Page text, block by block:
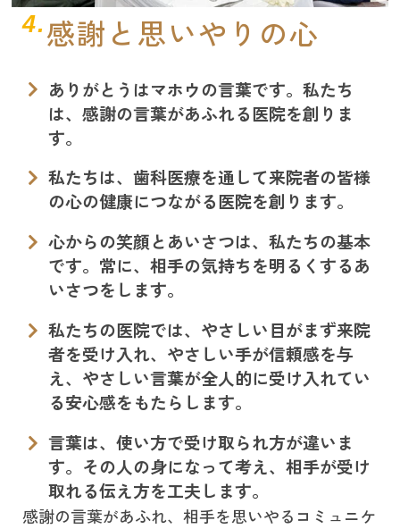
4.感謝と思いやりの心
ありがとうはマホウの言葉です。私たち
は、感謝の言葉があふれる医院を創りま
す。
私たちは、歯科医療を通して来院者の皆様
の心の健康につながる医院を創ります。
心からの笑顔とあいさつは、私たちの基本
です。常に、相手の気持ちを明るくするあ
いさつをします。
私たちの医院では、やさしい目がまず来院
者を受け入れ、やさしい手が信頼感を与
え、やさしい言葉が全人的に受け入れてい
る安心感をもたらします。
言葉は、使い方で受け取られ方が違いま
す。その人の身になって考え、相手が受け
取れる伝え方を工夫します。
感謝の言葉があふれ、相手を思いやるコミュニケ